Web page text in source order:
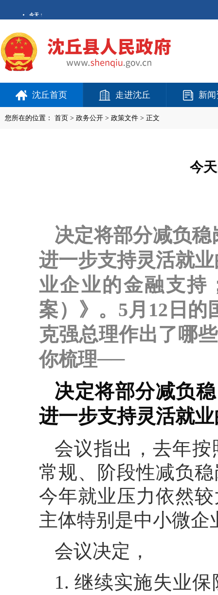
沈丘首页 走进沈丘 新
您所在的位置： 首页 > 政务公开 > 政策文件 > 正文
今
决定将部分减负
进一步支持灵活就
业企业的金融支持
案）》。5月12日
克强总理作出了哪
你梳理──
决定将部分减负
进一步支持灵活就
会议指出，去年
常规、阶段性减负
今年就业压力依然
主体特别是中小微
会议决定，
1. 继续实施失业